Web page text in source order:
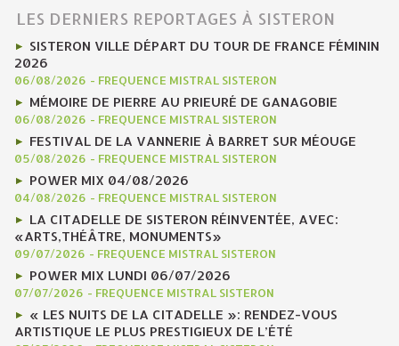
LES DERNIERS REPORTAGES À SISTERON
SISTERON VILLE DÉPART DU TOUR DE FRANCE FÉMININ
2026
06/08/2026 - FREQUENCE MISTRAL SISTERON
MÉMOIRE DE PIERRE AU PRIEURÉ DE GANAGOBIE
06/08/2026 - FREQUENCE MISTRAL SISTERON
FESTIVAL DE LA VANNERIE À BARRET SUR MÉOUGE
05/08/2026 - FREQUENCE MISTRAL SISTERON
POWER MIX 04/08/2026
04/08/2026 - FREQUENCE MISTRAL SISTERON
LA CITADELLE DE SISTERON RÉINVENTÉE, AVEC:
«ARTS,THÉÂTRE, MONUMENTS»
09/07/2026 - FREQUENCE MISTRAL SISTERON
POWER MIX LUNDI 06/07/2026
07/07/2026 - FREQUENCE MISTRAL SISTERON
« LES NUITS DE LA CITADELLE »: RENDEZ-VOUS
ARTISTIQUE LE PLUS PRESTIGIEUX DE L’ÉTÉ